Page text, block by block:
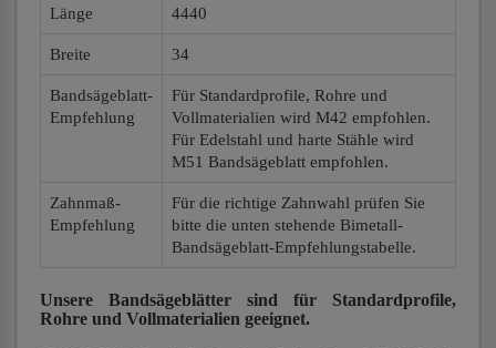
Länge 4440
Breite 34
Bandsägeblatt-
Empfehlung
Für Standardprofile, Rohre und
Vollmaterialien wird M42 empfohlen.
Für Edelstahl und harte Stähle wird
M51 Bandsägeblatt empfohlen.
Zahnmaß-
Empfehlung
Für die richtige Zahnwahl prüfen Sie
bitte die unten stehende Bimetall-
Bandsägeblatt-Empfehlungstabelle.
Unsere Bandsägeblätter sind für Standardprofile,
Rohre und Vollmaterialien geeignet.